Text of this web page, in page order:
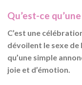
Qu’est-ce
C’est une
dévoilent le sexe de
qu’une simple
joie et d’émotion.